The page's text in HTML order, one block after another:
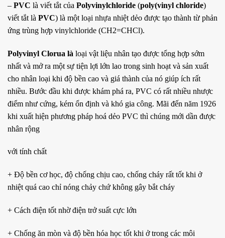
– PVC là viết tắt của Polyvinylchloride (poly(vinyl chloride)
viết tắt là PVC) là một loại nhựa nhiệt dẻo được tạo thành từ phản
ứng trùng hợp vinylchloride (CH2=CHCl).
Polyvinyl Clorua là loại vật liệu nhân tạo được tổng hợp sớm
nhất và mở ra một sự tiện lợi lớn lao trong sinh hoạt và sản xuất
cho nhân loại khi độ bền cao và giá thành của nó giúp ích rất
nhiều. Bước đầu khi được khám phá ra, PVC có rất nhiều nhược
điểm như cứng, kém ổn định và khó gia công. Mãi đến năm 1926
khi xuất hiện phương pháp hoá dẻo PVC thì chúng mới dần được
nhân rộng
với tính chất
+ Độ bền cơ học, độ chống chịu cao, chống cháy rất tốt khi ở
nhiệt quá cao chỉ nóng chảy chứ không gây bắt cháy
+ Cách điện tốt nhờ điện trở suất cực lớn
+ Chống ăn mòn và độ bền hóa học tốt khi ở trong các môi